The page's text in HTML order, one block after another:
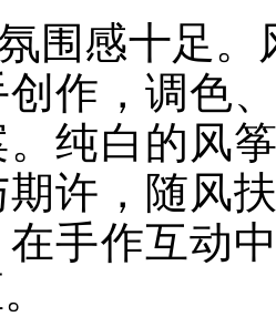
围感十足。
作，调色
。纯白的风
许，随风
手作互动